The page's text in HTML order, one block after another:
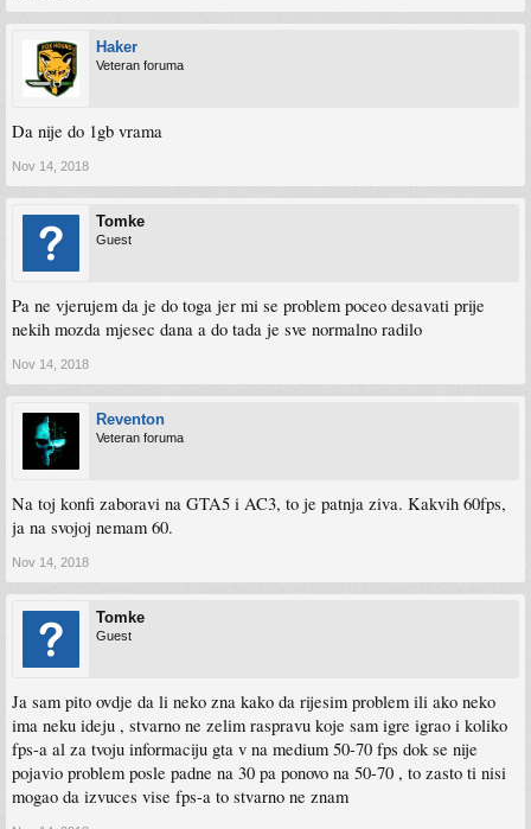
Haker
Veteran foruma
Da nije do 1gb vrama
Nov 14, 2018
Tomke
Guest
Pa ne vjerujem da je do toga jer mi se problem poceo desavati prije
nekih mozda mjesec dana a do tada je sve normalno radilo
Nov 14, 2018
Reventon
Veteran foruma
Na toj konfi zaboravi na GTA5 i AC3, to je patnja ziva. Kakvih 60fps,
ja na svojoj nemam 60.
Nov 14, 2018
Tomke
Guest
Ja sam pito ovdje da li neko zna kako da rijesim problem ili ako neko
ima neku ideju , stvarno ne zelim raspravu koje sam igre igrao i koliko
fps-a al za tvoju informaciju gta v na medium 50-70 fps dok se nije
pojavio problem posle padne na 30 pa ponovo na 50-70 , to zasto ti nisi
mogao da izvuces vise fps-a to stvarno ne znam